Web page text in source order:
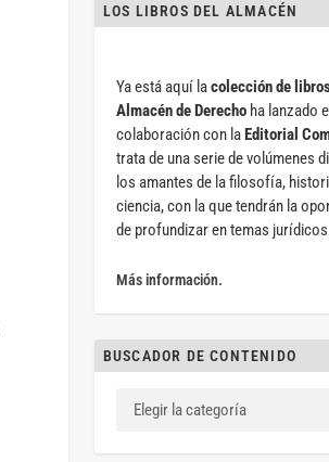
LOS LIBROS DEL ALMACÉN
Ya está aquí lacolección de
Almacén de Derechoha lanzado
colaboración con laEditorial
trata de una serie de volúmenes
los amantes de la filosofía,
ciencia, con la que tendrán la
de profundizar en temas
Más información.
BUSCADOR DE CONTENIDO